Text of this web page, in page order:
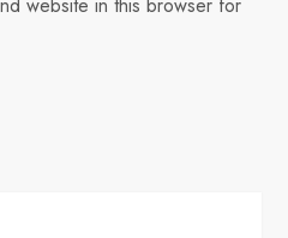
website in this browser for